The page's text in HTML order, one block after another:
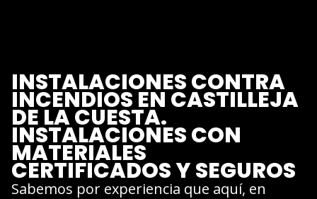
INSTALACIONES CONTRA
INCENDIOS EN CASTILLEJA
DE LA CUESTA.
INSTALACIONES CON
MATERIALES
CERTIFICADOS Y SEGUROS
Sabemos por experiencia que aquí, en